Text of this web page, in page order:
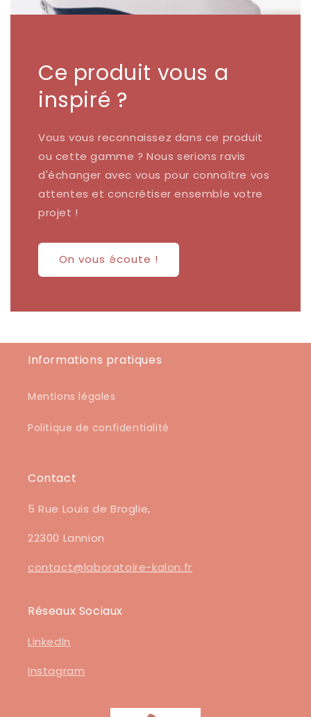
Ce produit vous a
inspiré ?
Vous vous reconnaissez dans ce produit
ou cette gamme ? Nous serions ravis
d'échanger avec vous pour connaître vos
attentes et concrétiser ensemble votre
projet !
On vous écoute !
Informations pratiques
Mentions légales
Politique de confidentialité
Contact
5 Rue Louis de Broglie,
22300 Lannion
contact@laboratoire-kalon.fr
Réseaux Sociaux
LinkedIn
Instagram